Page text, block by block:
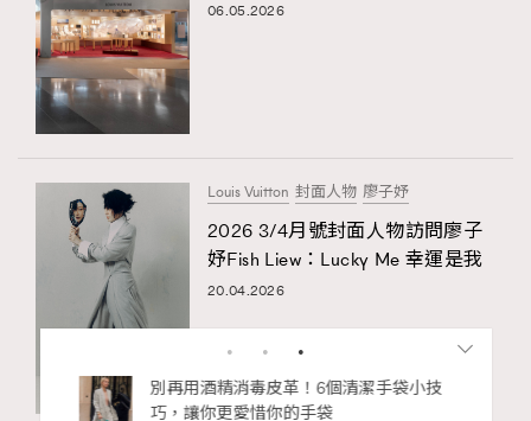
06.05.2026
Louis Vuitton 封面人物 廖子妤
2026 3/4月號封面人物訪問廖子
妤Fish Liew：Lucky Me 幸運是我
20.04.2026
別再用酒精消毒皮革！6個清潔手袋小技
巧，讓你更愛惜你的手袋